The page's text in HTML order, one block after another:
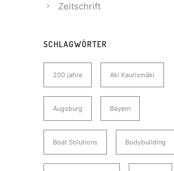
Zeitschrift
SCHLAGWÖRTER
200 jahre Aki Kaurismäki
Augsburg Bayern
Boat Solutions Bodybuilding